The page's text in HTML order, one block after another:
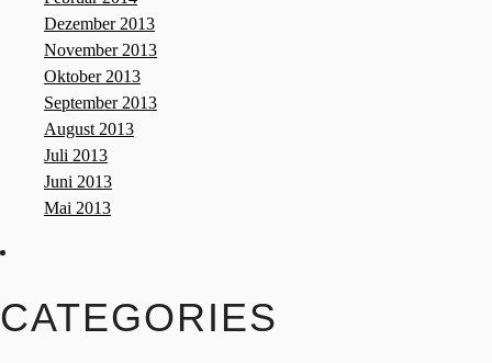
Dezember 2013
November 2013
Oktober 2013
September 2013
August 2013
Juli 2013
Juni 2013
Mai 2013
CATEGORIES